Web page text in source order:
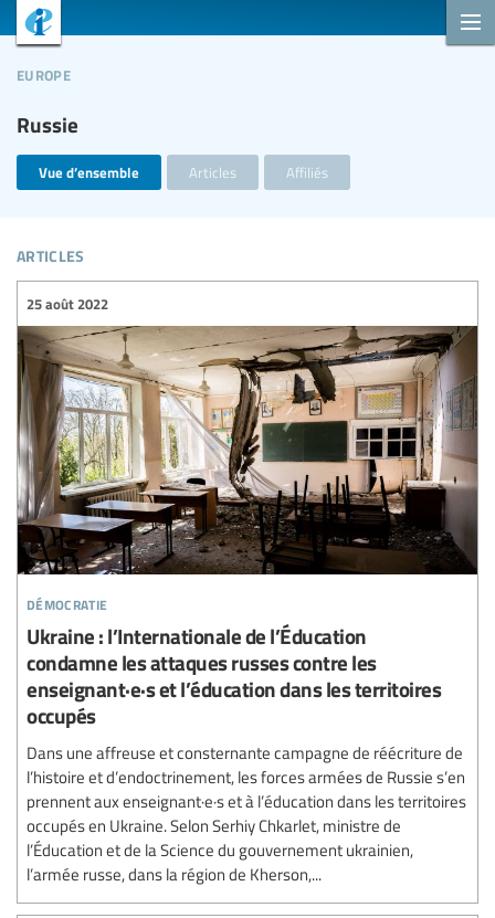
Russie
europe
Vue d’ensemble Articles Affiliés
articles
démocratie
25 août 2022
Ukraine : l’Internationale de l’Éducation
condamne les attaques russes contre les
enseignant·e·s et l’éducation dans les territoires
occupés
Dans une affreuse et consternante campagne de réécriture de
l’histoire et d’endoctrinement, les forces armées de Russie s’en
prennent aux enseignant·e·s et à l’éducation dans les territoires
occupés en Ukraine. Selon Serhiy Chkarlet, ministre de
l’Éducation et de la Science du gouvernement ukrainien,
l’armée russe, dans la région de Kherson,...